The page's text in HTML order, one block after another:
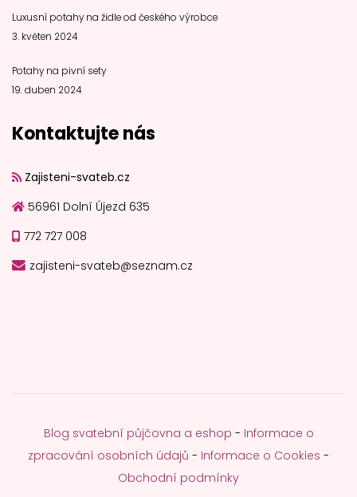
Luxusní potahy na židle od českého výrobce
3. květen 2024
Potahy na pivní sety
19. duben 2024
Kontaktujte nás
Zajisteni-svateb.cz
56961 Dolní Újezd 635
772 727 008
zajisteni-svateb@seznam.cz
Blog svatební půjčovna a eshop - Informace o
zpracování osobních údajů - Informace o Cookies -
Obchodní podmínky